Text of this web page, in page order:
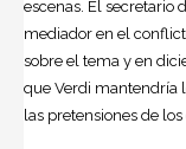
escenas. El secretario
mediador en el
sobre el tema y en
que Verdi mantendría
las pretensiones de los